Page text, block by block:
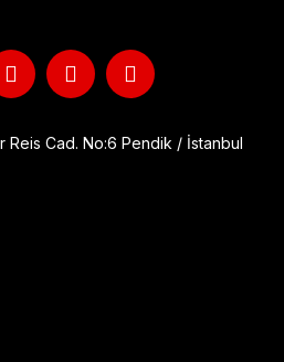
Reis Cad. No:6 Pendik / İstanbul